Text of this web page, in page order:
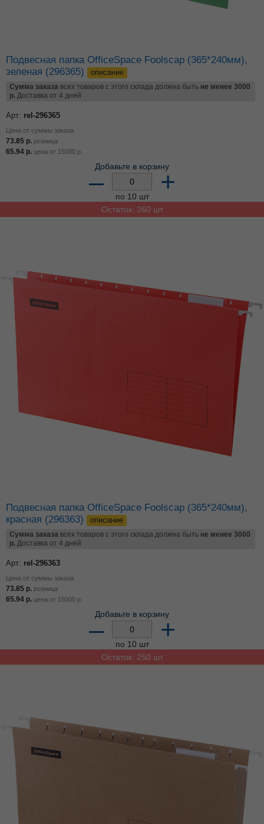
Подвесная папка OfficeSpace Foolscap (365*240мм),
зеленая (296365)
описание
Сумма заказа всех товаров с этого склада должна быть не менее 3000
р. Доставка от 4 дней
Арт: rel-296365
Цена от суммы заказа
73.85 р. розница
65.94 р. цена от 15000 р.
Добавьте в корзину
– +
по 10 шт
Остаток: 260 шт
Подвесная папка OfficeSpace Foolscap (365*240мм),
красная (296363)
описание
Сумма заказа всех товаров с этого склада должна быть не менее 3000
р. Доставка от 4 дней
Арт: rel-296363
Цена от суммы заказа
73.85 р. розница
65.94 р. цена от 15000 р.
Добавьте в корзину
– +
по 10 шт
Остаток: 250 шт